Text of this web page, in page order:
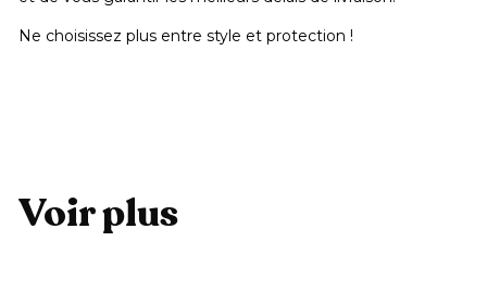
Ne choisissez plus entre style et protection !
Voir plus